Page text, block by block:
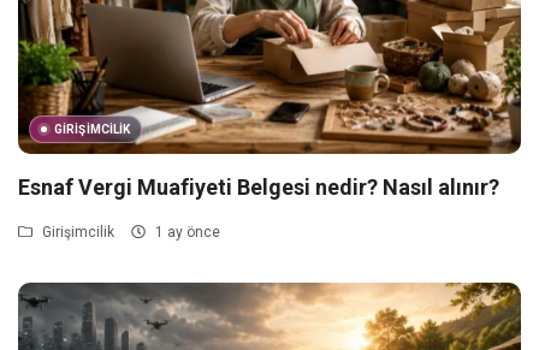
GIRIŞIMCILIK
Esnaf Vergi Muafiyeti Belgesi nedir? Nasıl alınır?
Girişimcilik 1 ay önce